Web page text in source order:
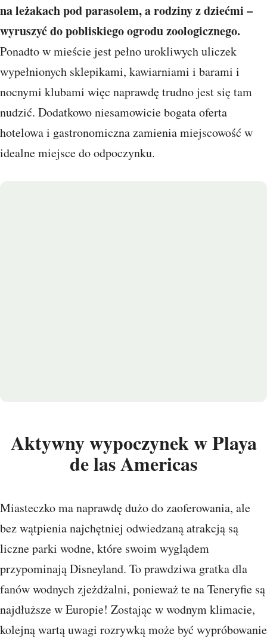
na leżakach pod parasolem, a rodziny z dziećmi –
wyruszyć do pobliskiego ogrodu zoologicznego.
Ponadto w mieście jest pełno urokliwych uliczek
wypełnionych sklepikami, kawiarniami i barami i
nocnymi klubami więc naprawdę trudno jest się tam
nudzić. Dodatkowo niesamowicie bogata oferta
hotelowa i gastronomiczna zamienia miejscowość w
idealne miejsce do odpoczynku.
Aktywny wypoczynek w Playa
de las Americas
Miasteczko ma naprawdę dużo do zaoferowania, ale
bez wątpienia najchętniej odwiedzaną atrakcją są
liczne parki wodne, które swoim wyglądem
przypominają Disneyland. To prawdziwa gratka dla
fanów wodnych zjeżdżalni, ponieważ te na Teneryfie są
najdłuższe w Europie! Zostając w wodnym klimacie,
kolejną wartą uwagi rozrywką może być wypróbowanie